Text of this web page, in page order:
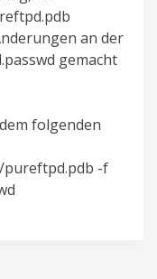
an der
gemacht
folgenden
pureftpd.pdb -f